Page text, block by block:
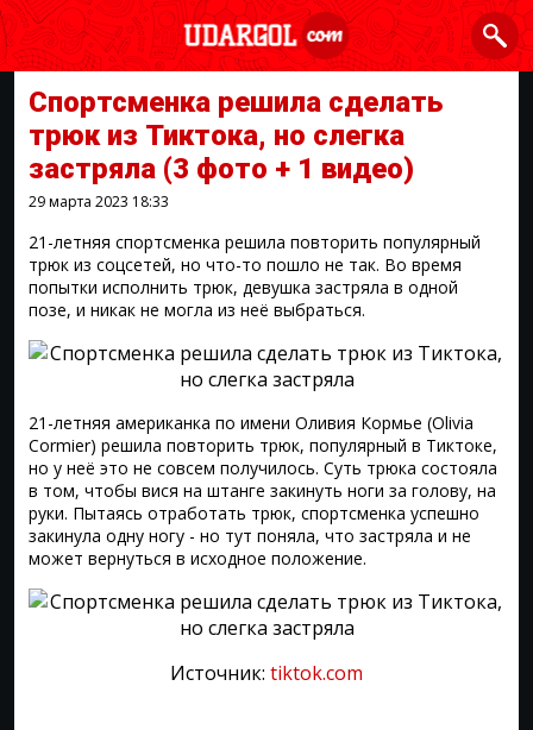
Спортсменка решила сделать
трюк из Тиктока, но слегка
застряла (3 фото + 1 видео)
29 марта 2023 18:33
21-летняя спортсменка решила повторить популярный
трюк из соцсетей, но что-то пошло не так. Во время
попытки исполнить трюк, девушка застряла в одной
позе, и никак не могла из неё выбраться.
21-летняя американка по имени Оливия Кормье (Olivia
Cormier) решила повторить трюк, популярный в Тиктоке,
но у неё это не совсем получилось. Суть трюка состояла
в том, чтобы вися на штанге закинуть ноги за голову, на
руки. Пытаясь отработать трюк, спортсменка успешно
закинула одну ногу - но тут поняла, что застряла и не
может вернуться в исходное положение.
Источник: tiktok.com